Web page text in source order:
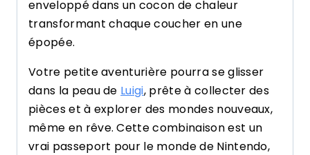
enveloppé dans un cocon de chaleur
transformant chaque coucher en une
épopée.
Votre petite aventurière pourra se glisser
dans la peau de Luigi, prête à collecter des
pièces et à explorer des mondes nouveaux,
même en rêve. Cette combinaison est un
vrai passeport pour le monde de Nintendo,